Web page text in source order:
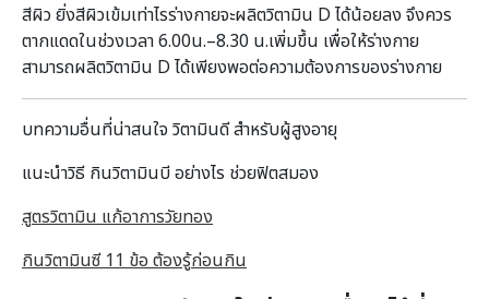
สีผิว ยิ่งสีผิวเข้มเท่าไรร่างกายจะผลิตวิตามิน D ได้น้อยลง จึงควร
ตากแดดในช่วงเวลา 6.00น.–8.30 น.เพิ่มขึ้น เพื่อให้ร่างกาย
สามารถผลิตวิตามิน D ได้เพียงพอต่อความต้องการของร่างกาย
บทความอื่นที่น่าสนใจ วิตามินดี สำหรับผู้สูงอายุ
แนะนำวิธี กินวิตามินบี อย่างไร ช่วยฟิตสมอง
สูตรวิตามิน แก้อาการวัยทอง
กินวิตามินซี 11 ข้อ ต้องรู้ก่อนกิน